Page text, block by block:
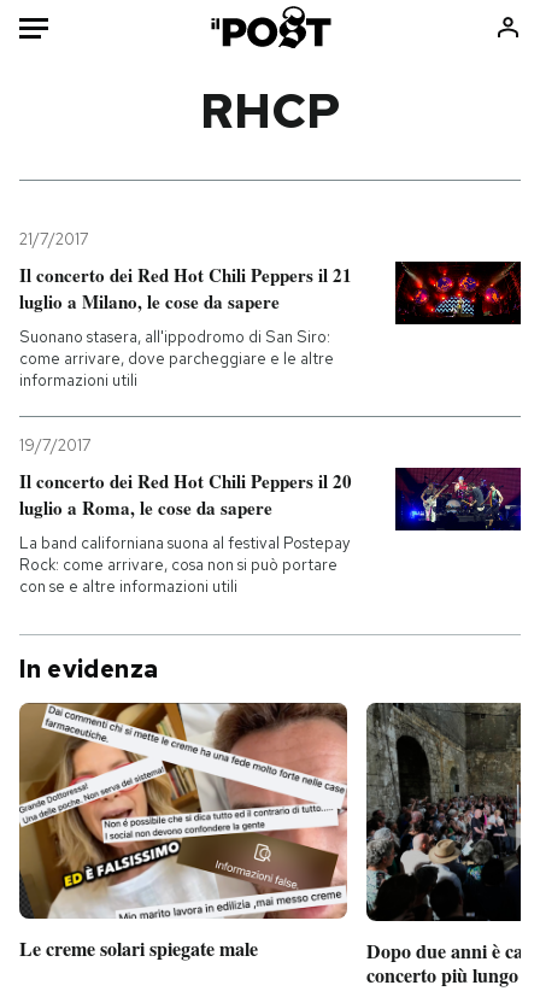
Mondo
Politica
Tecnologia
Internet
Scienza
Economia
Sport
Consumismi
Ok Boomer!
Mondiali calcio 2026
PODCAST
NEWSLETTER
I MIEI PREFERITI
SHOP
CALENDARIO
RHCP
21/7/2017
Il concerto dei Red Hot Chili Peppers il 21
luglio a Milano, le cose da sapere
Suonano stasera, all'ippodromo di San Siro:
come arrivare, dove parcheggiare e le altre
informazioni utili
19/7/2017
Il concerto dei Red Hot Chili Peppers il 20
luglio a Roma, le cose da sapere
La band californiana suona al festival Postepay
Rock: come arrivare, cosa non si può portare
con se e altre informazioni utili
In evidenza
Le creme solari spiegate male
Dopo due anni è
concerto più lungo